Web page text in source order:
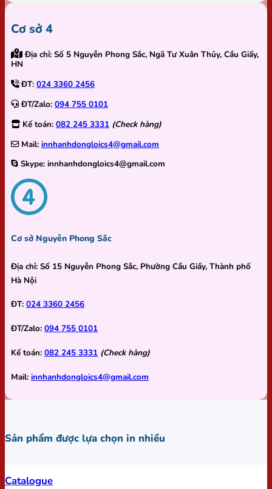
Cơ sở 4
Địa chỉ: Số 5 Nguyễn Phong Sắc, Ngã Tư Xuân Thủy, Cầu Giấy,
HN
ĐT: 024 3360 2456
ĐT/Zalo: 094 755 0101
Kế toán: 082 245 3331 (Check hàng)
Mail: innhanhdongloics4@gmail.com
Skype: innhanhdongloics4@gmail.com
Cơ sở Nguyễn Phong Sắc
Địa chỉ: Số 15 Nguyễn Phong Sắc, Phường Cầu Giấy, Thành phố
Hà Nội
ĐT: 024 3360 2456
ĐT/Zalo: 094 755 0101
Kế toán: 082 245 3331 (Check hàng)
Mail: innhanhdongloics4@gmail.com
Sản phẩm được lựa chọn in nhiều
Catalogue